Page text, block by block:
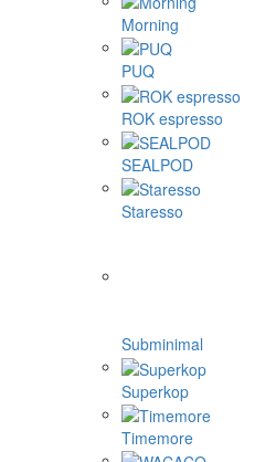
Morning
PUQ
ROK espresso
SEALPOD
Staresso
Subminimal
Superkop
Timemore